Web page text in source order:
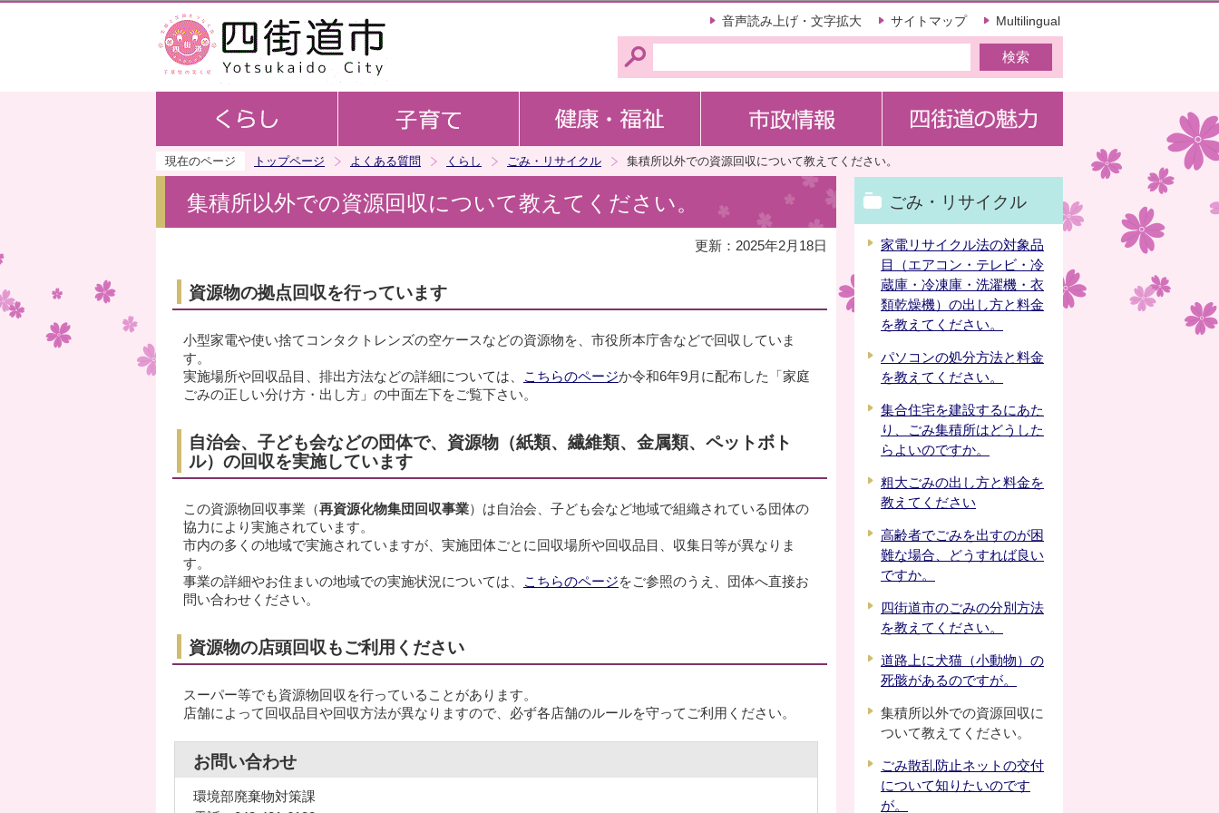
音声読み上げ・文字拡大 サイトマップ Multilingual
現在のページ トップページ よくある質問 くらし ごみ・リサイクル 集積所以外での資源回収について教えてください。
集積所以外での資源回収について教えてください。
更新：2025年2月18日
資源物の拠点回収を行っています
小型家電や使い捨てコンタクトレンズの空ケースなどの資源物を、市役所本庁舎などで回収していま
す。
実施場所や回収品目、排出方法などの詳細については、
こちらのページか令和6年9月に配布した「家庭
ごみの正しい分け方・出し方」の中面左下をご覧下さい。
自治会、子ども会などの団体で、資源物（紙類、繊維類、金属類、ペットボト
ル）の回収を実施しています
この資源物回収事業（再資源化物集団回収事業）は自治会、子ども会など地域で組織されている団体の
協力により実施されています。
市内の多くの地域で実施されていますが、実施団体ごとに回収場所や回収品目、収集日等が異なりま
す。
事業の詳細やお住まいの地域での実施状況については、
こちらのページをご参照のうえ、団体へ直接お
問い合わせください。
資源物の店頭回収もご利用ください
スーパー等でも資源物回収を行っていることがあります。
店舗によって回収品目や回収方法が異なりますので、必ず各店舗のルールを守ってご利用ください。
お問い合わせ
環境部廃棄物対策課
ごみ・リサイクル
家電リサイクル法の対象品
目（エアコン・テレビ・冷
蔵庫・冷凍庫・洗濯機・衣
類乾燥機）の出し方と料金
を教えてください。
パソコンの処分方法と料金
を教えてください。
集合住宅を建設するにあた
り、ごみ集積所はどうした
らよいのですか。
粗大ごみの出し方と料金を
教えてください
高齢者でごみを出すのが困
難な場合、どうすれば良い
ですか。
四街道市のごみの分別方法
を教えてください。
道路上に犬猫（小動物）の
死骸があるのですが。
集積所以外での資源回収に
ついて教えてください。
ごみ散乱防止ネットの交付
について知りたいのです
が。